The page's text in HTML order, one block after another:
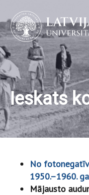
Ieskats
No
1950.–1960.
Mājausto